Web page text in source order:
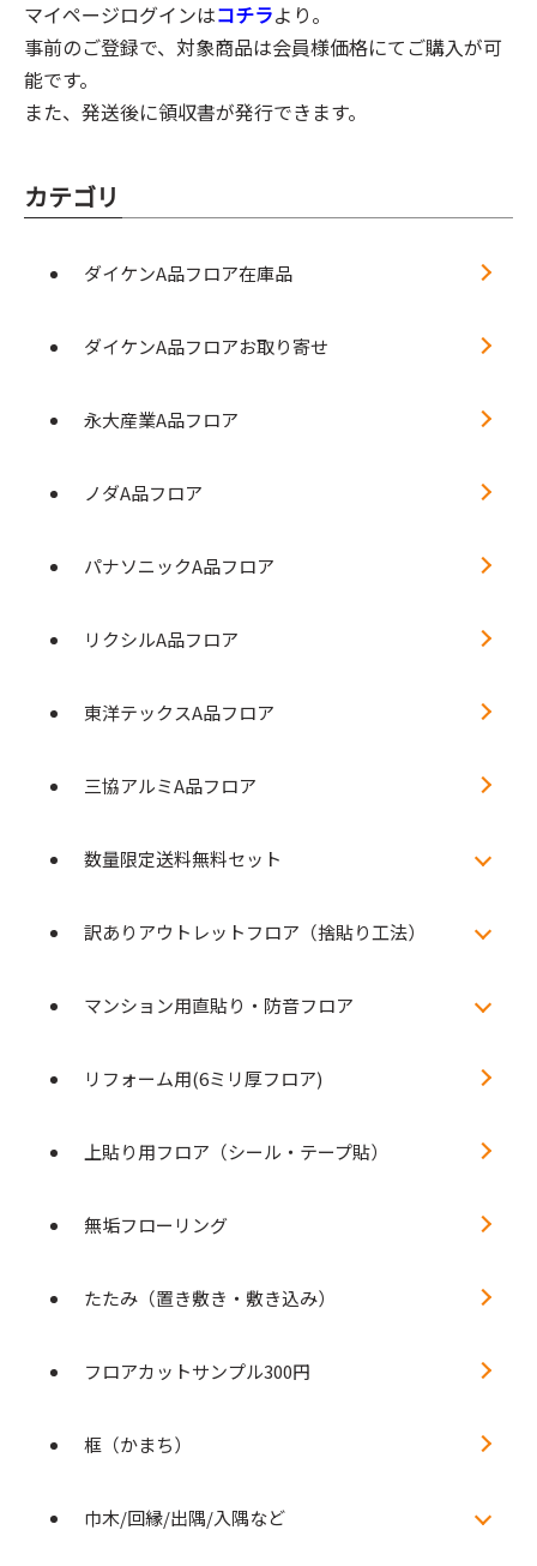
マイページログインはコチラより。
事前のご登録で、対象商品は会員様価格にてご購入が可
能です。
また、発送後に領収書が発行できます。
カテゴリ
ダイケンA品フロア在庫品
ダイケンA品フロアお取り寄せ
永大産業A品フロア
ノダA品フロア
パナソニックA品フロア
リクシルA品フロア
東洋テックスA品フロア
三協アルミA品フロア
数量限定送料無料セット
訳ありアウトレットフロア（捨貼り工法）
マンション用直貼り・防音フロア
リフォーム用(6ミリ厚フロア)
上貼り用フロア（シール・テープ貼）
無垢フローリング
たたみ（置き敷き・敷き込み）
フロアカットサンプル300円
框（かまち）
巾木/回縁/出隅/入隅など